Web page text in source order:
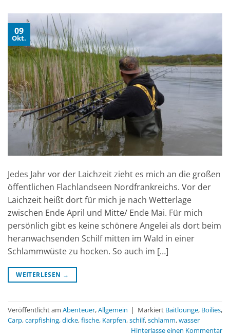
09
Okt.
Jedes Jahr vor der Laichzeit zieht es mich an die großen
öffentlichen Flachlandseen Nordfrankreichs. Vor der
Laichzeit heißt dort für mich je nach Wetterlage
zwischen Ende April und Mitte/ Ende Mai. Für mich
persönlich gibt es keine schönere Angelei als dort beim
heranwachsenden Schilf mitten im Wald in einer
Schlammwüste zu hocken. So auch im […]
WEITERLESEN →
Veröffentlicht am Abenteuer,Allgemein | Markiert Baitlounge, Boilies,
Carp,carpfishing,dicke,fische, Karpfen,schilf,schlamm,wasser
Hinterlasse einen Kommentar